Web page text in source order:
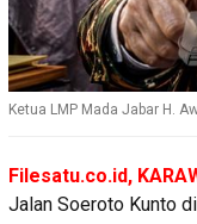
Ketua LMP Mada Jabar H.
Filesatu.co.id,
Jalan Soeroto Kunto